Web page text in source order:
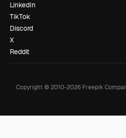
LinkedIn
TikTok
Discord
X
Reddit
Copyright © 2010-2026Freepik